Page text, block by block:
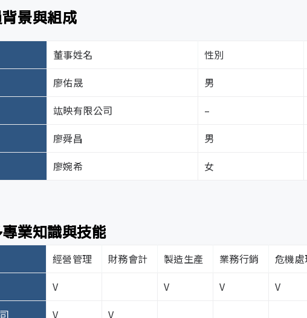
景與組成
董事姓名 性別
廖佑晟 男
竑映有限公司 –
廖舜昌 男
廖婉希 女
業知識與技能
經營管理 財務會計 製造生產 業務行銷 危機處
V V V V
V
V
2. 達成公司上市櫃規劃目標，全面對齊證交所治理規範與
3. 公司治理評鑑成績逐年提升，目標達到前25%（或A等級
5. 建立誠信經營年度審查與內部通報追蹤制度，推動組織
6. 導入外部治理評鑑機制，作為內部治理制度持續精進的
財會部、法務部、稽核室
果
1. 無重大違反經濟、環境及社會相關法規。
2. 董事會召開8次，出席率達100%。
3. 擬定功能性委員會章程草案，預計短期內設置。
4. 完成內控制度年度檢查與改善追蹤。
2. 建立跨部門治理追蹤機制：由相關單位共同監督執行進
則
德及人權
si.com
管道及職場霸凌與職場不法侵害申訴管道:
@icp-si.com
：風險管理小組成員，依職權範圍識別公司所面臨的潛在風險。
：依其風險等級規劃並執行相應的風險因應措施，並確保相關人員充
報告：持續追蹤風險狀況及因應措施的執行成效，適時回報並完成
次向董事會報告風險控管運作情形。若發現重大事件，可能影響公
安全制度持續運作並因應最新法規與營運需求。
並追蹤稽核發現事項之矯正與預防措施執行情形，確保資
議中報告稽核結果，同時監督委外廠商合約中資安與保密
措施與資安策略
處理機制
程
供應商家數
8
28
2
0